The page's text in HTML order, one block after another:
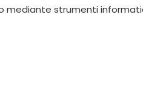
mediante strumenti